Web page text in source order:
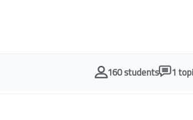
160 students 1